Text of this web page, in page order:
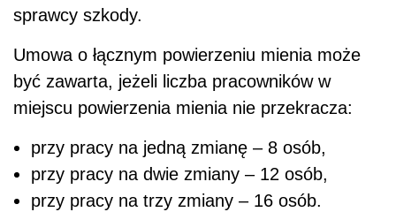
sprawcy szkody.
Umowa o łącznym powierzeniu mienia może
być zawarta, jeżeli liczba pracowników w
miejscu powierzenia mienia nie przekracza:
przy pracy na jedną zmianę – 8 osób,
przy pracy na dwie zmiany – 12 osób,
przy pracy na trzy zmiany – 16 osób.